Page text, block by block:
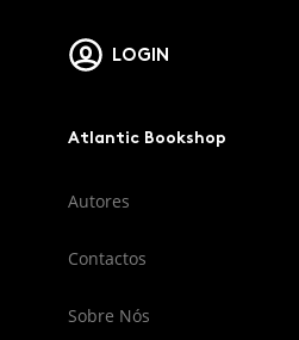
LOGIN
Atlantic Bookshop
Autores
Contactos
Sobre Nós